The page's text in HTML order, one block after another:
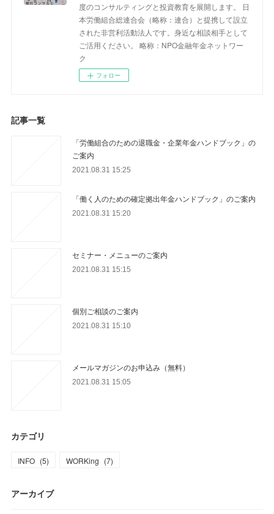
度のコンサルティングと投資教育を展開します。 日
本労働組合総連合会（略称：連合）と提携して設立
された非営利活動法人です。身近な相談相手として
ご活用ください。 略称：NPO金融年金ネットワー
ク
フォロー
記事一覧
「労働組合のための退職金・企業年金ハンドブック」の
ご案内
2021.08.31 15:25
「働く人のための確定拠出年金ハンドブック」のご案内
2021.08.31 15:20
セミナー・メニューのご案内
2021.08.31 15:15
個別ご相談のご案内
2021.08.31 15:10
メールマガジンのお申込み（無料）
2021.08.31 15:05
カテゴリ
INFO (5) WORKing (7)
アーカイブ